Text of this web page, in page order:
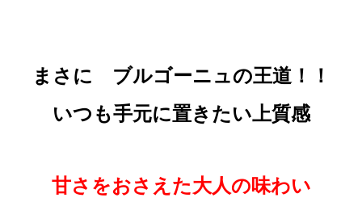
まさに ブルゴーニュの王道！！
いつも手元に置きたい上質感
甘さをおさえた大人の味わい